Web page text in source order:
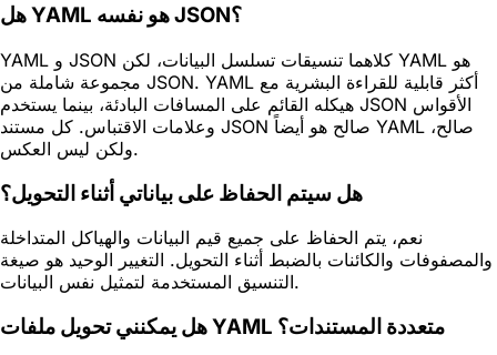
هل YAML هو نفسه JSON؟
YAML و JSON كلاهما تنسيقات تسلسل البيانات، لكن YAML هو
مجموعة شاملة من JSON. YAML أكثر قابلية للقراءة البشرية مع
هيكله القائم على المسافات البادئة، بينما يستخدم JSON الأقواس
وعلامات الاقتباس. كل مستند JSON صالح هو أيضاً YAML صالح،
ولكن ليس العكس.
هل سيتم الحفاظ على بياناتي أثناء التحويل؟
نعم، يتم الحفاظ على جميع قيم البيانات والهياكل المتداخلة
والمصفوفات والكائنات بالضبط أثناء التحويل. التغيير الوحيد هو صيغة
التنسيق المستخدمة لتمثيل نفس البيانات.
هل يمكنني تحويل ملفات YAML متعددة المستندات؟